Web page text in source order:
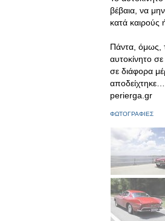
βέβαια, να
κατά καιρούς
Πάντα, όμως,
αυτοκίνητο
σε διάφορα
perierga.gr
ΦΩΤΟΓΡΑΦΙΕΣ